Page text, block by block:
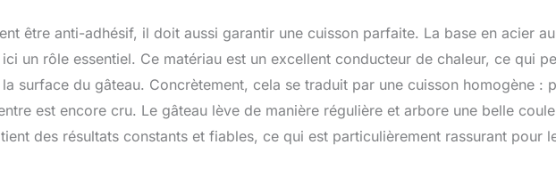
être anti-adhésif, il doit aussi garantir une cuisson parfaite. La base en acier au
un rôle essentiel. Ce matériau est un excellent conducteur de chaleur, ce qui
surface du gâteau. Concrètement, cela se traduit par une cuisson homogène :
est encore cru. Le gâteau lève de manière régulière et arbore une belle
des résultats constants et fiables, ce qui est particulièrement rassurant pour